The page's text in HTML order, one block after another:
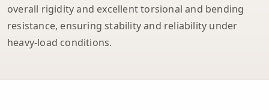
overall rigidity and excellent torsional and bending
resistance, ensuring stability and reliability under
heavy-load conditions.